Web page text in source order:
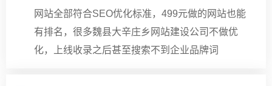
网站全部符合SEO优化标准，499元做的网站也能
有排名，很多魏县大辛庄乡网站建设公司不做优
化，上线收录之后甚至搜索不到企业品牌词